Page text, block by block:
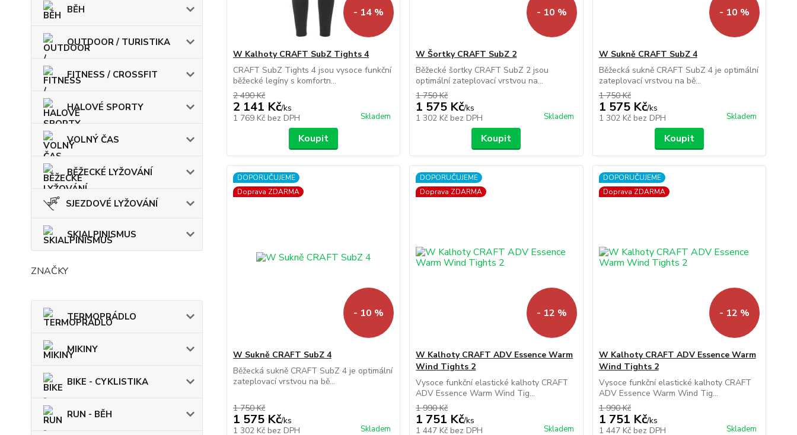
BĚH
OUTDOOR / TURISTIKA
FITNESS / CROSSFIT
HALOVÉ SPORTY
VOLNÝ ČAS
BĚŽECKÉ LYŽOVÁNÍ
SJEZDOVÉ LYŽOVÁNÍ
SKIALPINISMUS
ZNAČKY
TERMOPRÁDLO
MIKINY
BIKE - CYKLISTIKA
RUN - BĚH
- 14 %
W Kalhoty CRAFT SubZ Tights 4
CRAFT SubZ Tights 4 jsou vysoce funkční
běžecké legíny s komfortn...
2 490 Kč
2 141 Kč/ks
1 769 Kč bez DPH Skladem
Koupit
- 10 %
W Šortky CRAFT SubZ 2
Běžecké šortky CRAFT SubZ 2 jsou
optimální zateplovací vrstvou na...
1 750 Kč
1 575 Kč/ks
1 302 Kč bez DPH Skladem
Koupit
- 10 %
W Sukně CRAFT SubZ 4
Běžecká sukně CRAFT SubZ 4 je optimální
zateplovací vrstvou na bě...
1 750 Kč
1 575 Kč/ks
1 302 Kč bez DPH Skladem
Koupit
DOPORUČUJEME
Doprava ZDARMA
- 10 %
W Sukně CRAFT SubZ 4
Běžecká sukně CRAFT SubZ 4 je optimální
zateplovací vrstvou na bě...
1 750 Kč
1 575 Kč/ks
1 302 Kč bez DPH Skladem
DOPORUČUJEME
Doprava ZDARMA
- 12 %
W Kalhoty CRAFT ADV Essence Warm
Wind Tights 2
Vysoce funkční elastické kalhoty CRAFT
ADV Essence Warm Wind Tig...
1 990 Kč
1 751 Kč/ks
1 447 Kč bez DPH Skladem
DOPORUČUJEME
Doprava ZDARMA
- 12 %
W Kalhoty CRAFT ADV Essence Warm
Wind Tights 2
Vysoce funkční elastické kalhoty CRAFT
ADV Essence Warm Wind Tig...
1 990 Kč
1 751 Kč/ks
1 447 Kč bez DPH Skladem